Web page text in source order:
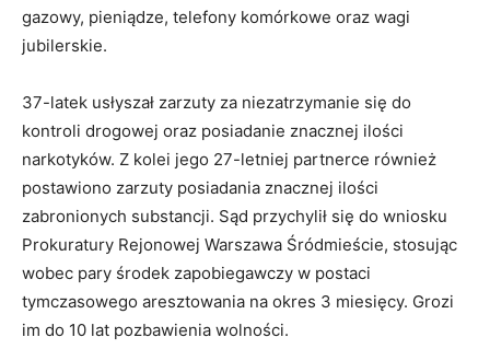
gazowy, pieniądze, telefony komórkowe oraz wagi
jubilerskie.
37-latek usłyszał zarzuty za niezatrzymanie się do
kontroli drogowej oraz posiadanie znacznej ilości
narkotyków. Z kolei jego 27-letniej partnerce również
postawiono zarzuty posiadania znacznej ilości
zabronionych substancji. Sąd przychylił się do wniosku
Prokuratury Rejonowej Warszawa Śródmieście, stosując
wobec pary środek zapobiegawczy w postaci
tymczasowego aresztowania na okres 3 miesięcy. Grozi
im do 10 lat pozbawienia wolności.